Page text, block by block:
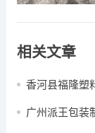
相关文章
香河县福隆塑
广州派王包装